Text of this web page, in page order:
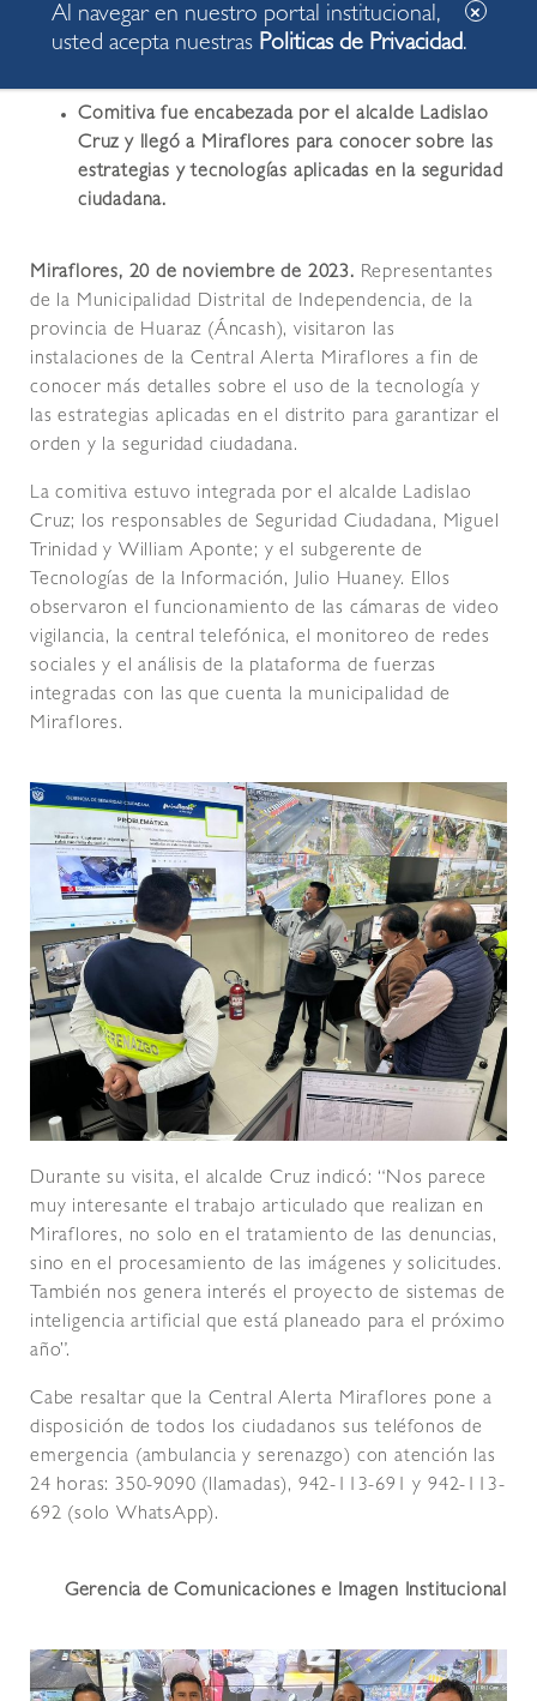
20.11.2023
Comitiva fue encabezada por el alcalde Ladislao
Cruz y llegó a Miraflores para conocer sobre las
estrategias y tecnologías aplicadas en la seguridad
ciudadana.
Miraflores, 20 de noviembre de 2023. Representantes
de la Municipalidad Distrital de Independencia, de la
provincia de Huaraz (Áncash), visitaron las
instalaciones de la Central Alerta Miraflores a fin de
conocer más detalles sobre el uso de la tecnología y
las estrategias aplicadas en el distrito para garantizar el
orden y la seguridad ciudadana.
La comitiva estuvo integrada por el alcalde Ladislao
Cruz; los responsables de Seguridad Ciudadana, Miguel
Trinidad y William Aponte; y el subgerente de
Tecnologías de la Información, Julio Huaney. Ellos
observaron el funcionamiento de las cámaras de video
vigilancia, la central telefónica, el monitoreo de redes
sociales y el análisis de la plataforma de fuerzas
integradas con las que cuenta la municipalidad de
Miraflores.
Durante su visita, el alcalde Cruz indicó: “Nos parece
muy interesante el trabajo articulado que realizan en
Miraflores, no solo en el tratamiento de las denuncias,
sino en el procesamiento de las imágenes y solicitudes.
También nos genera interés el proyecto de sistemas de
inteligencia artificial que está planeado para el próximo
año”.
Cabe resaltar que la Central Alerta Miraflores pone a
disposición de todos los ciudadanos sus teléfonos de
emergencia (ambulancia y serenazgo) con atención las
24 horas: 350-9090 (llamadas), 942-113-691 y 942-113-
692 (solo WhatsApp).
Gerencia de Comunicaciones e Imagen Institucional
Al navegar en nuestro portal institucional,
usted acepta nuestras Politicas de Privacidad.